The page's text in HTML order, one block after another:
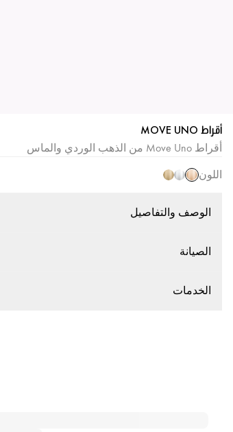
أقراط MOVE UNO
أقراط Move Uno من الذهب الوردي والماس
اللون
الوصف والتفاصيل
الصيانة
الخدمات